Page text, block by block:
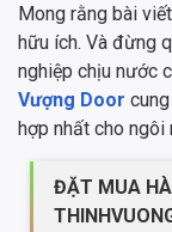
Mong rằng bài
hữu ích. Và đừng
nghiệp chịu nước
Vượng Door
hợp nhất cho ngôi
ĐẶT MUA